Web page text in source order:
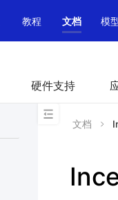
教程 文档 模
硬件支持
文档